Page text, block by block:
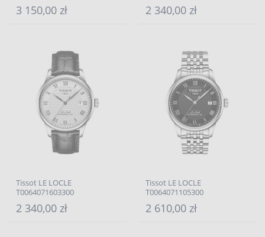
3 150,00 zł 2 340,00 zł
Tissot LE LOCLE
T0064071603300
2 340,00 zł
Tissot LE LOCLE
T0064071105300
2 610,00 zł